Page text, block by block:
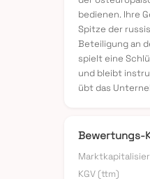
bedienen. Ihre
Spitze der
Beteiligung an
spielt eine
und bleibt
übt das
Bewertungs-
KGV (ttm)